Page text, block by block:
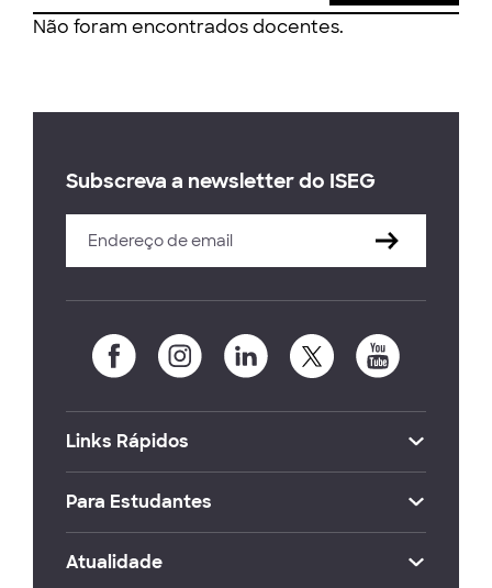
Não foram encontrados docentes.
Subscreva a newsletter do ISEG
Links Rápidos
Para Estudantes
Atualidade